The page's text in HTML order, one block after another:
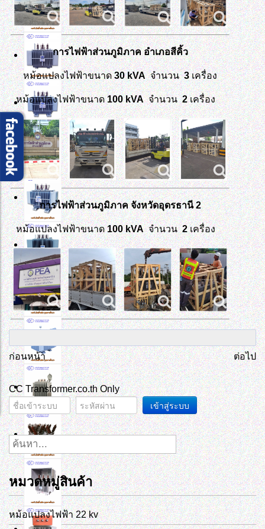
การไฟฟ้าส่วนภูมิภาค อำเภอสีคิ้ว
หม้อแปลงไฟฟ้าขนาด30kVAจำนวน3เครื่อง
หม้อแปลงไฟฟ้าขนาด100kVAจำนวน2 เครื่อง
การไฟฟ้าส่วนภูมิภาค จังหวัดอุดรธานี 2
หม้อแปลงไฟฟ้าขนาด100kVAจำนวน2 เครื่อง
ก่อนหน้า ต่อไป
CC Transformer.co.th Only
เข้าสู่ระบบ
หมวดหมู่สินค้า
หม้อแปลงไฟฟ้า 22 kv